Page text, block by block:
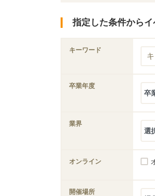
指定した条件から
キーワード
卒業年度
業界
オンライン
開催場所